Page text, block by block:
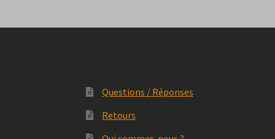
Questions / Réponses
Retours